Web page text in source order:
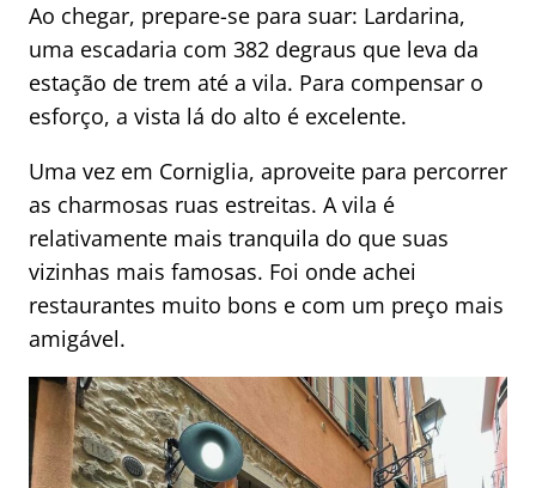
Ao chegar, prepare-se para suar: Lardarina,
uma escadaria com 382 degraus que leva da
estação de trem até a vila. Para compensar o
esforço, a vista lá do alto é excelente.
Uma vez em Corniglia, aproveite para percorrer
as charmosas ruas estreitas. A vila é
relativamente mais tranquila do que suas
vizinhas mais famosas. Foi onde achei
restaurantes muito bons e com um preço mais
amigável.